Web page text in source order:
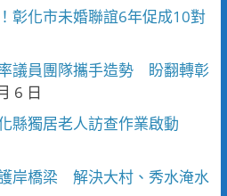
彰化市未婚聯誼6年促成10對
議員團隊攜手造勢 盼翻轉彰
6 日
獨居老人訪查作業啟動
岸橋梁 解決大村、秀水淹水